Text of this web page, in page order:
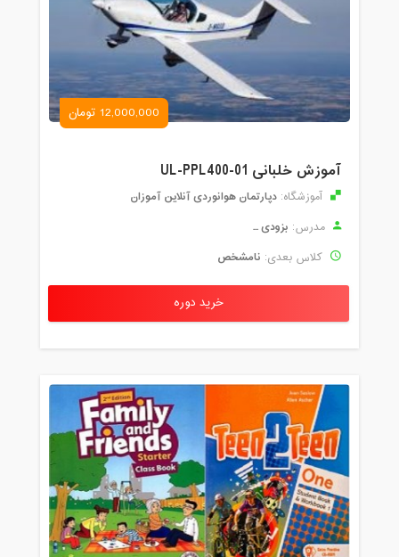
12,000,000 تومان
آموزش خلبانی UL-PPL400-01
آموزشگاه: دپارتمان هوانوردی آنلاین آموزان
مدرس: بزودی ...
کلاس بعدی: نامشخص
خرید دوره